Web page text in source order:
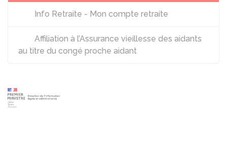
Info Retraite - Mon compte retraite
Affiliation à l’Assurance vieillesse des aidants
au titre du congé proche aidant